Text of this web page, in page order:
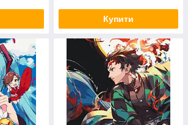
Купити